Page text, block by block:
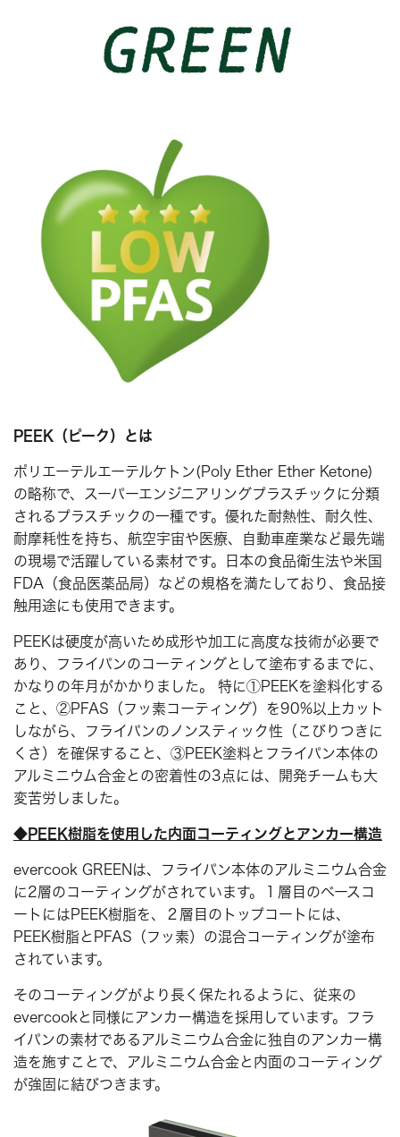
PEEK （ピーク）とは
ポリエーテルエーテルケトン(Poly Ether Ether Ketone)
の略称で、スーパーエンジニアリングプラスチックに分類
されるプラスチックの一種です。優れた耐熱性、耐久性、
耐摩耗性を持ち、航空宇宙や医療、自動車産業など最先端
の現場で活躍している素材です。日本の食品衛生法や米国
FDA（食品医薬品局）などの規格を満たしており、食品接
触用途にも使用できます。
PEEKは硬度が高いため成形や加工に高度な技術が必要で
あり、フライパンのコーティングとして塗布するまでに、
かなりの年月がかかりました。 特に①PEEKを塗料化する
こと、②PFAS（フッ素コーティング）を90%以上カット
しながら、フライパンのノンスティック性（こびりつきに
くさ）を確保すること、③PEEK塗料とフライパン本体の
アルミニウム合金との密着性の3点には、開発チームも大
変苦労しました。
◆PEEK樹脂を使用した内面コーティングとアンカー構造
evercook GREENは、フライパン本体のアルミニウム合金
に2層のコーティングがされています。１層目のベースコ
ートにはPEEK樹脂を、２層目のトップコートには、
PEEK樹脂とPFAS（フッ素）の混合コーティングが塗布
されています。
そのコーティングがより長く保たれるように、従来の
evercookと同様にアンカー構造を採用しています。フラ
イパンの素材であるアルミニウム合金に独自のアンカー構
造を施すことで、アルミニウム合金と内面のコーティング
が強固に結びつきます。